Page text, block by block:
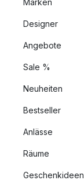
Marken
Designer
Angebote
Sale %
Neuheiten
Bestseller
Anlässe
Räume
Geschenkideen